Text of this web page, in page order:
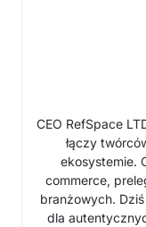
CEO RefSpace
łączy
ekosystemie.
commerce,
branżowych.
dla